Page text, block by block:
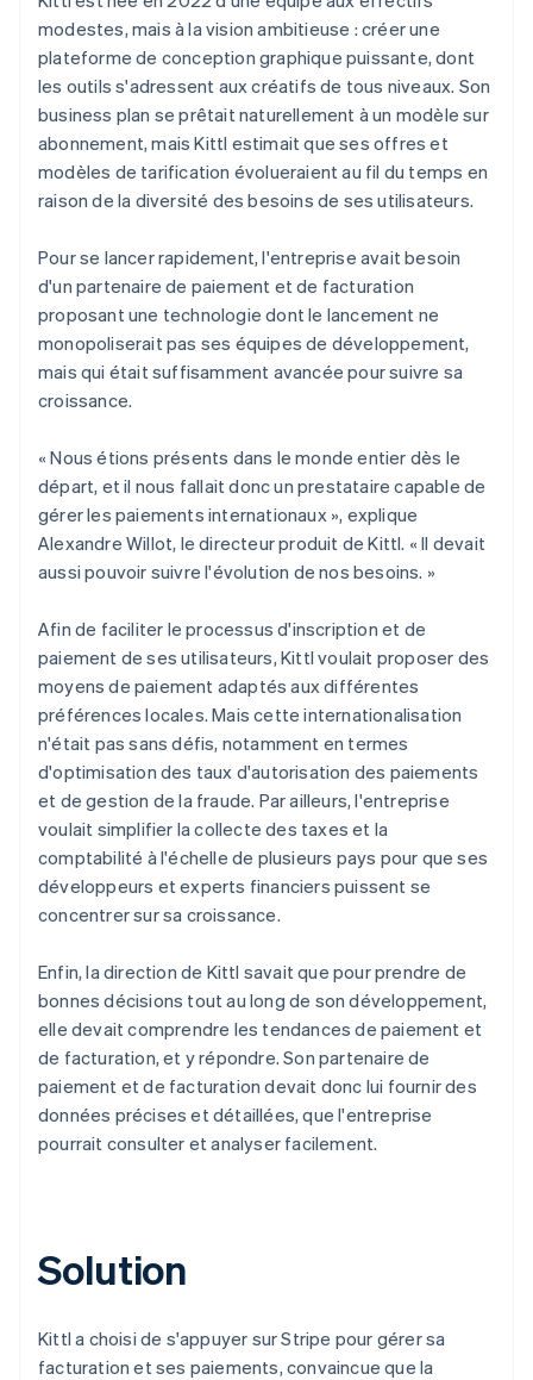
modestes, mais à la vision ambitieuse : créer une
plateforme de conception graphique puissante, dont
les outils s'adressent aux créatifs de tous niveaux. Son
business plan se prêtait naturellement à un modèle sur
abonnement, mais Kittl estimait que ses offres et
modèles de tarification évolueraient au fil du temps en
raison de la diversité des besoins de ses utilisateurs.
Pour se lancer rapidement, l'entreprise avait besoin
d'un partenaire de paiement et de facturation
proposant une technologie dont le lancement ne
monopoliserait pas ses équipes de développement,
mais qui était suffisamment avancée pour suivre sa
croissance.
« Nous étions présents dans le monde entier dès le
départ, et il nous fallait donc un prestataire capable de
gérer les paiements internationaux », explique
Alexandre Willot, le directeur produit de Kittl. « Il devait
aussi pouvoir suivre l'évolution de nos besoins. »
Afin de faciliter le processus d'inscription et de
paiement de ses utilisateurs, Kittl voulait proposer des
moyens de paiement adaptés aux différentes
préférences locales. Mais cette internationalisation
n'était pas sans défis, notamment en termes
d'optimisation des taux d'autorisation des paiements
et de gestion de la fraude. Par ailleurs, l'entreprise
voulait simplifier la collecte des taxes et la
comptabilité à l'échelle de plusieurs pays pour que ses
développeurs et experts financiers puissent se
concentrer sur sa croissance.
Enfin, la direction de Kittl savait que pour prendre de
bonnes décisions tout au long de son développement,
elle devait comprendre les tendances de paiement et
de facturation, et y répondre. Son partenaire de
paiement et de facturation devait donc lui fournir des
données précises et détaillées, que l'entreprise
pourrait consulter et analyser facilement.
Solution
Kittl a choisi de s'appuyer sur Stripe pour gérer sa
facturation et ses paiements, convaincue que la